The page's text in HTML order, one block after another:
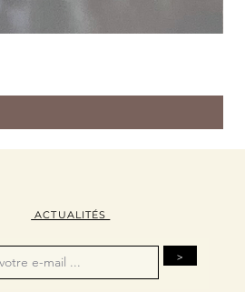
ACTUALITÉS
>